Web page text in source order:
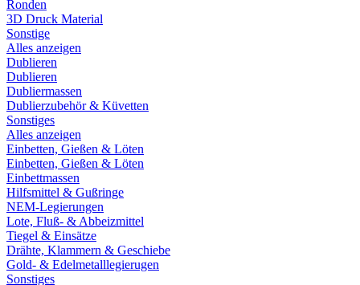
Ronden
3D Druck Material
Sonstige
Alles anzeigen
Dublieren
Dublieren
Dubliermassen
Dublierzubehör & Küvetten
Sonstiges
Alles anzeigen
Einbetten, Gießen & Löten
Einbetten, Gießen & Löten
Einbettmassen
Hilfsmittel & Gußringe
NEM-Legierungen
Lote, Fluß- & Abbeizmittel
Tiegel & Einsätze
Drähte, Klammern & Geschiebe
Gold- & Edelmetalllegierugen
Sonstiges